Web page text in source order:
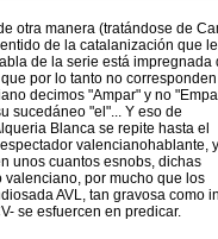
otra manera (tratándose de
de la catalanización que le
de la serie está impregnada
por lo tanto no
decimos "Ampar" y no
sucedáneo "el"... Y eso de
Blanca se repite hasta el
valencianohablante,
unos cuantos esnobs, dichas
por mucho que los
AVL, tan gravosa como
se esfuercen en predicar.